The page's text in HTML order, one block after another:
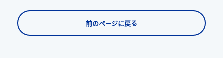
前のページに戻る